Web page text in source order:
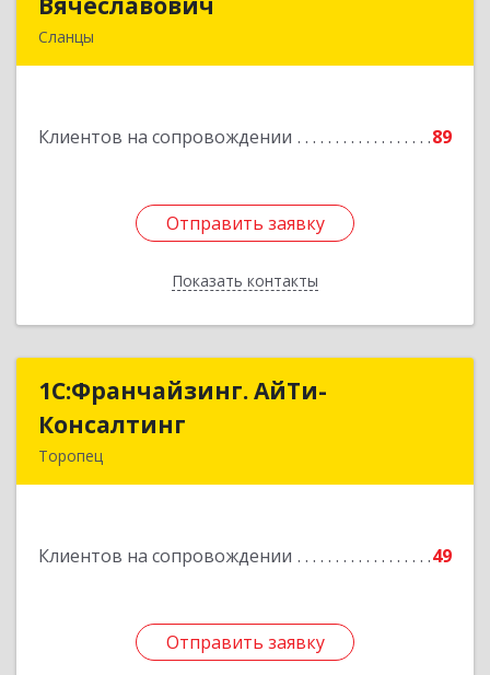
Сланцы
Клиентов на сопровождении 89
Отправить заявку
Показать контакты
Подробнее
Отправить заявку
Назад
1С:Франчайзинг. АйТи-
Консалтинг
Торопец
Клиентов на сопровождении 49
Отправить заявку
1С:Франчайзинг. АйТи-
Подробнее
Отправить заявку